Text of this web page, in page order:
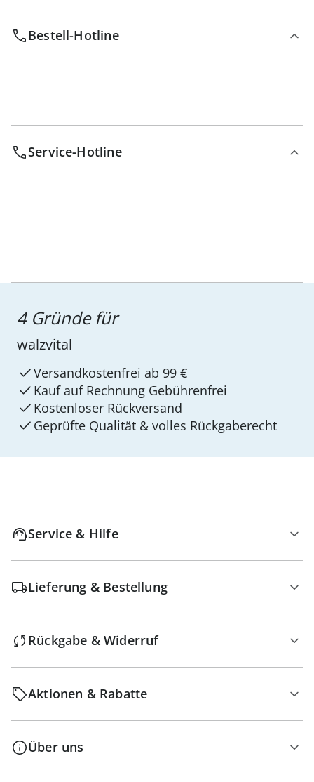
Bestell-Hotline
Service-Hotline
4 Gründe für
walzvital
Versandkostenfrei ab 99 €
Kauf auf Rechnung Gebührenfrei
Kostenloser Rückversand
Geprüfte Qualität & volles Rückgaberecht
Service & Hilfe
Lieferung & Bestellung
Rückgabe & Widerruf
Aktionen & Rabatte
Über uns